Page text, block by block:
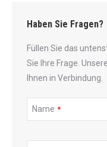
Haben Sie Fragen?
Füllen Sie das
Sie Ihre Frage.
Ihnen in Verbindung.
Name *